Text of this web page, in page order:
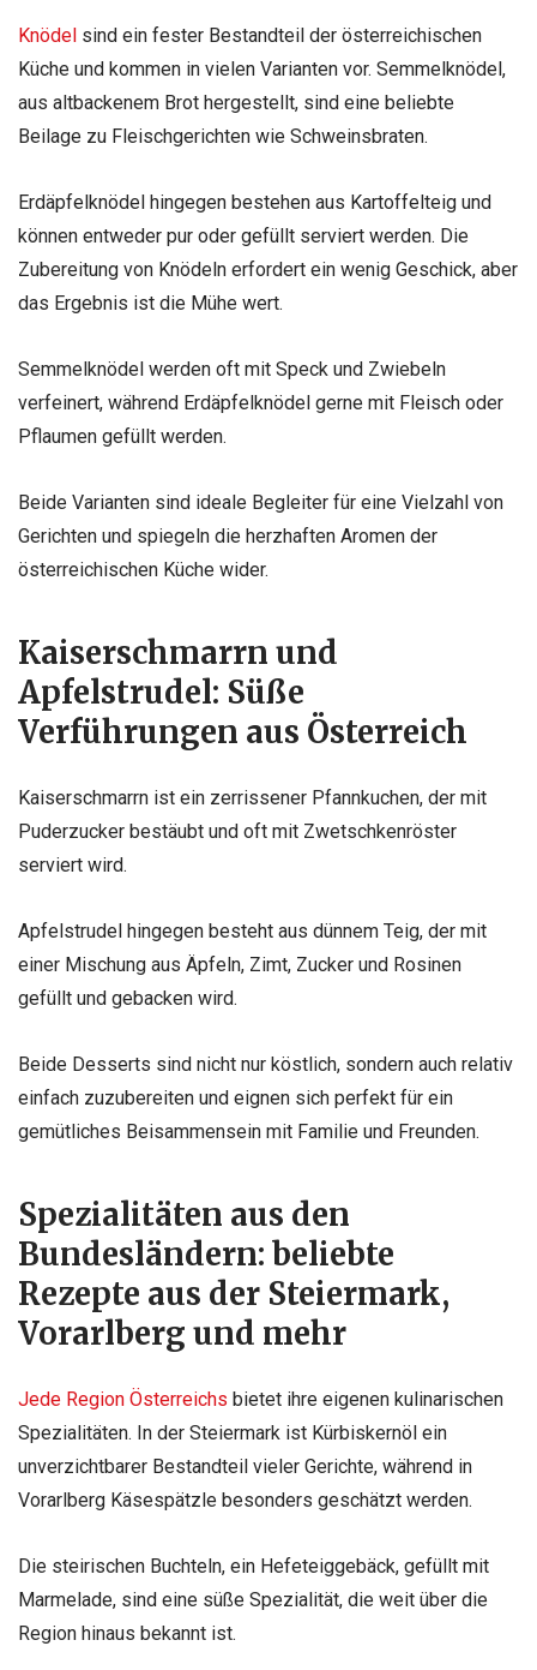
Knödel sind ein fester Bestandteil der österreichischen
Küche und kommen in vielen Varianten vor. Semmelknödel,
aus altbackenem Brot hergestellt, sind eine beliebte
Beilage zu Fleischgerichten wie Schweinsbraten.
Erdäpfelknödel hingegen bestehen aus Kartoffelteig und
können entweder pur oder gefüllt serviert werden. Die
Zubereitung von Knödeln erfordert ein wenig Geschick, aber
das Ergebnis ist die Mühe wert.
Semmelknödel werden oft mit Speck und Zwiebeln
verfeinert, während Erdäpfelknödel gerne mit Fleisch oder
Pflaumen gefüllt werden.
Beide Varianten sind ideale Begleiter für eine Vielzahl von
Gerichten und spiegeln die herzhaften Aromen der
österreichischen Küche wider.
Kaiserschmarrn und
Apfelstrudel: Süße
Verführungen aus Österreich
Kaiserschmarrn ist ein zerrissener Pfannkuchen, der mit
Puderzucker bestäubt und oft mit Zwetschkenröster
serviert wird.
Apfelstrudel hingegen besteht aus dünnem Teig, der mit
einer Mischung aus Äpfeln, Zimt, Zucker und Rosinen
gefüllt und gebacken wird.
Beide Desserts sind nicht nur köstlich, sondern auch relativ
einfach zuzubereiten und eignen sich perfekt für ein
gemütliches Beisammensein mit Familie und Freunden.
Spezialitäten aus den
Bundesländern: beliebte
Rezepte aus der Steiermark,
Vorarlberg und mehr
Jede Region Österreichs bietet ihre eigenen kulinarischen
Spezialitäten. In der Steiermark ist Kürbiskernöl ein
unverzichtbarer Bestandteil vieler Gerichte, während in
Vorarlberg Käsespätzle besonders geschätzt werden.
Die steirischen Buchteln, ein Hefeteiggebäck, gefüllt mit
Marmelade, sind eine süße Spezialität, die weit über die
Region hinaus bekannt ist.